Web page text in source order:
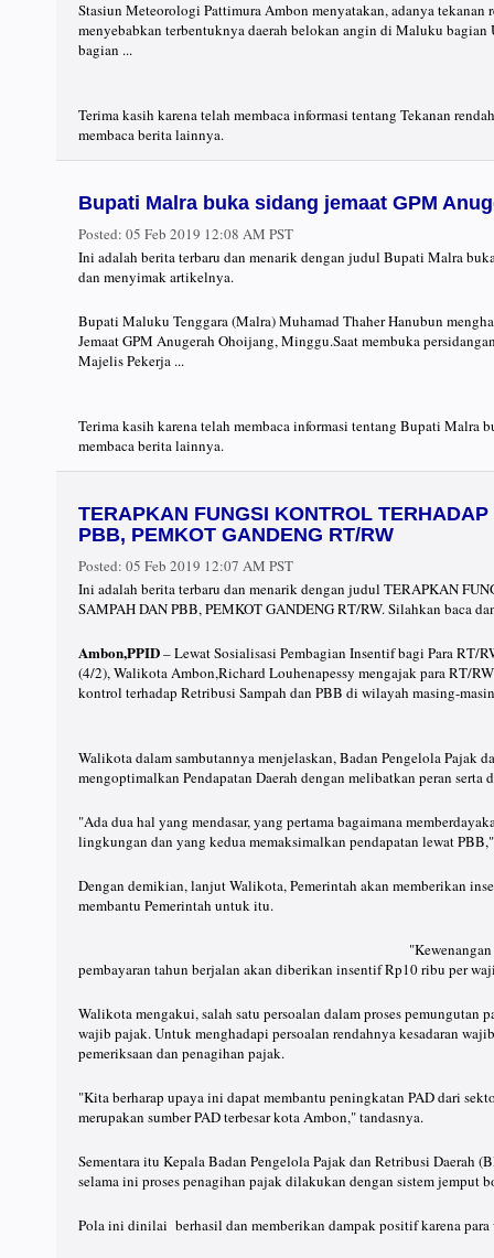
Stasiun Meteorologi Pattimura Ambon menyatakan, adanya tekanan
menyebabkan terbentuknya daerah belokan angin di Maluku
bagian ...
Terima kasih karena telah membaca informasi tentang Tekanan
membaca berita lainnya.
Bupati Malra buka sidang jemaat GPM
Posted: 05 Feb 2019 12:08 AM PST
Ini adalah berita terbaru dan menarik dengan judul Bupati Malra
dan menyimak artikelnya.
Bupati Maluku Tenggara (Malra) Muhamad Thaher Hanubun
Jemaat GPM Anugerah Ohoijang, Minggu.Saat membuka
Majelis Pekerja ...
Terima kasih karena telah membaca informasi tentang Bupati Malra
membaca berita lainnya.
TERAPKAN FUNGSI KONTROL
PBB, PEMKOT GANDENG RT/RW
Posted: 05 Feb 2019 12:07 AM PST
Ini adalah berita terbaru dan menarik dengan judul TERAPKAN
SAMPAH DAN PBB, PEMKOT GANDENG RT/RW. Silahkan baca
Ambon,PPID– Lewat Sosialisasi Pembagian Insentif bagi Para
(4/2), Walikota Ambon,Richard Louhenapessy mengajak para RT/
kontrol terhadap Retribusi Sampah dan PBB di wilayah masing-
Walikota dalam sambutannya menjelaskan, Badan Pengelola Pajak
mengoptimalkan Pendapatan Daerah dengan melibatkan peran
"Ada dua hal yang mendasar, yang pertama bagaimana
lingkungan dan yang kedua memaksimalkan pendapatan lewat
Dengan demikian, lanjut Walikota, Pemerintah akan memberikan
membantu Pemerintah untuk itu.
pembayaran tahun berjalan akan diberikan insentif Rp10 ribu per
Walikota mengakui, salah satu persoalan dalam proses pemungutan
wajib pajak. Untuk menghadapi persoalan rendahnya kesadaran
pemeriksaan dan penagihan pajak.
"Kita berharap upaya ini dapat membantu peningkatan PAD dari
merupakan sumber PAD terbesar kota Ambon," tandasnya.
Sementara itu Kepala Badan Pengelola Pajak dan Retribusi Daerah
selama ini proses penagihan pajak dilakukan dengan sistem jemput
Pola ini dinilai berhasil dan memberikan dampak positif karena